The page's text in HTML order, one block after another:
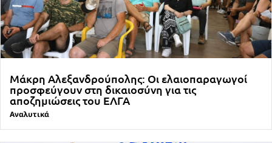
Μάκρη Αλεξανδρούπολης: Οι ελαιοπαραγωγοί
προσφεύγουν στη δικαιοσύνη για τις
αποζημιώσεις του ΕΛΓΑ
Αναλυτικά